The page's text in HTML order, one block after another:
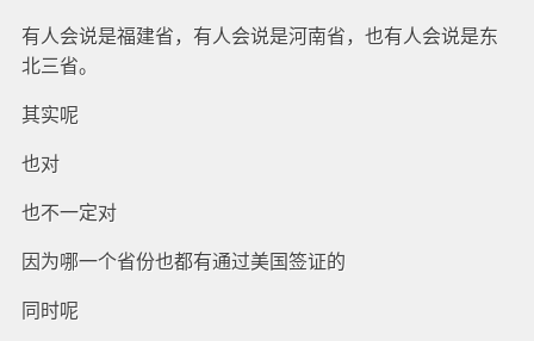
有人会说是福建省，有人会说是河南省，也有人会说是东
北三省。
其实呢
也对
也不一定对
因为哪一个省份也都有通过美国签证的
同时呢